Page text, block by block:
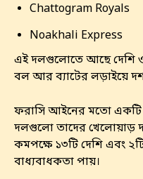
Chattogram Royals
Noakhali Express
এই দলগুলোতে আছে দেশি
বল আর ব্যাটের লড়াইয়ে
ফরাসি আইনের মতো একটি
দলগুলো তাদের খেলোয়াড়
কমপক্ষে ১৩টি দেশি এবং
বাধ্যবাধকতা পায়।